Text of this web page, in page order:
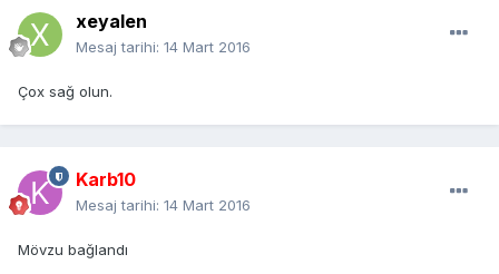
xeyalen
Mesaj tarihi: 14 Mart 2016
Çox sağ olun.
Karb10
Mesaj tarihi: 14 Mart 2016
Mövzu bağlandı